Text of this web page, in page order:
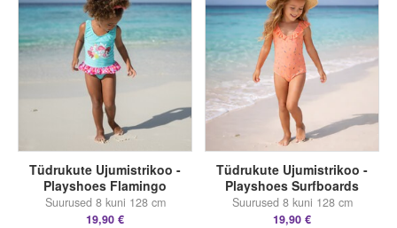
Tüdrukute Ujumistrikoo -
Playshoes Flamingo
Suurused 8 kuni 128 cm
19,90 €
Tüdrukute Ujumistrikoo -
Playshoes Surfboards
Suurused 8 kuni 128 cm
19,90 €